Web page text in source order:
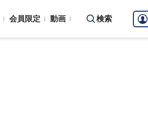
会員限定 動画 検索